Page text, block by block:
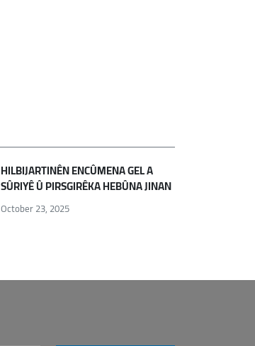
HILBIJARTINÊN ENCÛMENA GEL A
SÛRIYÊ Û PIRSGIRÊKA HEBÛNA JINAN
October 23, 2025